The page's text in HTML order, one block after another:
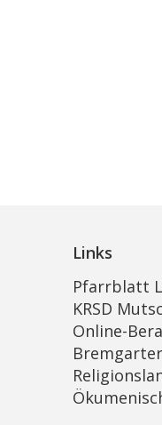
Links
Pfarrblatt
KRSD
Online-